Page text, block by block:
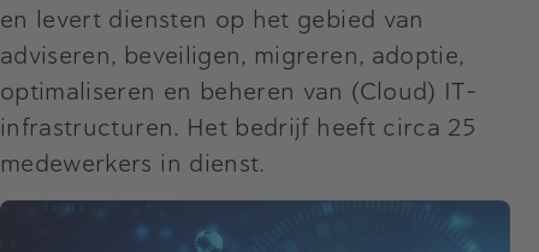
en levert diensten op het gebied van
adviseren, beveiligen, migreren, adoptie,
optimaliseren en beheren van (Cloud) IT-
infrastructuren. Het bedrijf heeft circa 25
medewerkers in dienst.